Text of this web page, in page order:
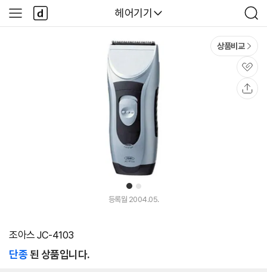
다나와
헤어기기
검
색
사
이
다
나
와
1 2
상품비교
관
심
등록월 2004.05.
조아스 JC-4103
단종된 상품입니다.